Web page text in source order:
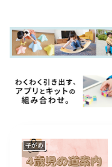
子がめ